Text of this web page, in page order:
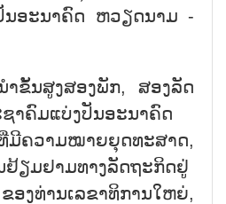
ນອະນາຄົດ ຫວຽດນາມ -
ຳຂັ້ນສູງສອງພັກ, ສອງລັດ
າຄົມແບ່ງປັນອະນາຄົດ
ມີຄວາມໝາຍຍຸດທະສາດ,
ຢ້ຽມຢາມທາງລັດຖະກິດຢູ່
ານເລຂາທິການໃຫຍ່,